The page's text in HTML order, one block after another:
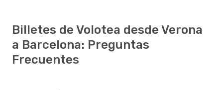
Billetes de Volotea desde Verona
a Barcelona: Preguntas
Frecuentes